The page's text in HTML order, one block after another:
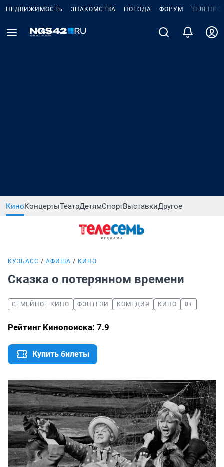
НЕДВИЖИМОСТЬ ЗНАКОМСТВА ПОГОДА ФОРУМ
КиноКонцертыТеатрДетямСпортВыставкиДругое
КУЗБАСС АФИША КИНО
Сказка о потерянном времени
СЕМЕЙНОЕ КИНО ФЭНТЕЗИ КОМЕДИЯ КИНО 0+
Рейтинг Кинопоиска: 7.9
Купить билеты